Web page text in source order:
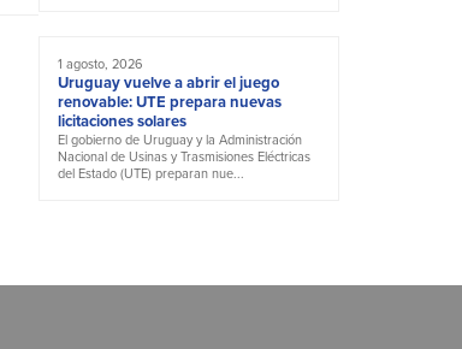
1 agosto, 2026
Uruguay vuelve a abrir el juego
renovable: UTE prepara nuevas
licitaciones solares
El gobierno de Uruguay y la Administración
Nacional de Usinas y Trasmisiones Eléctricas
del Estado (UTE) preparan nue...